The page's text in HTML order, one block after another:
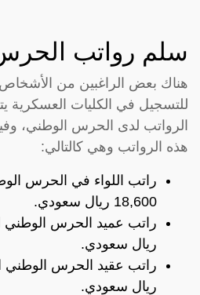
سلم رواتب
هناك بعض الراغبين من الأشخاص
للتسجيل في الكليات العسكرية
الرواتب لدى الحرس الوطني،
هذه الرواتب وهي كالتالي:
راتب اللواء في الحرس
18,600 ريال سعودي.
ريال سعودي.
ريال سعودي.